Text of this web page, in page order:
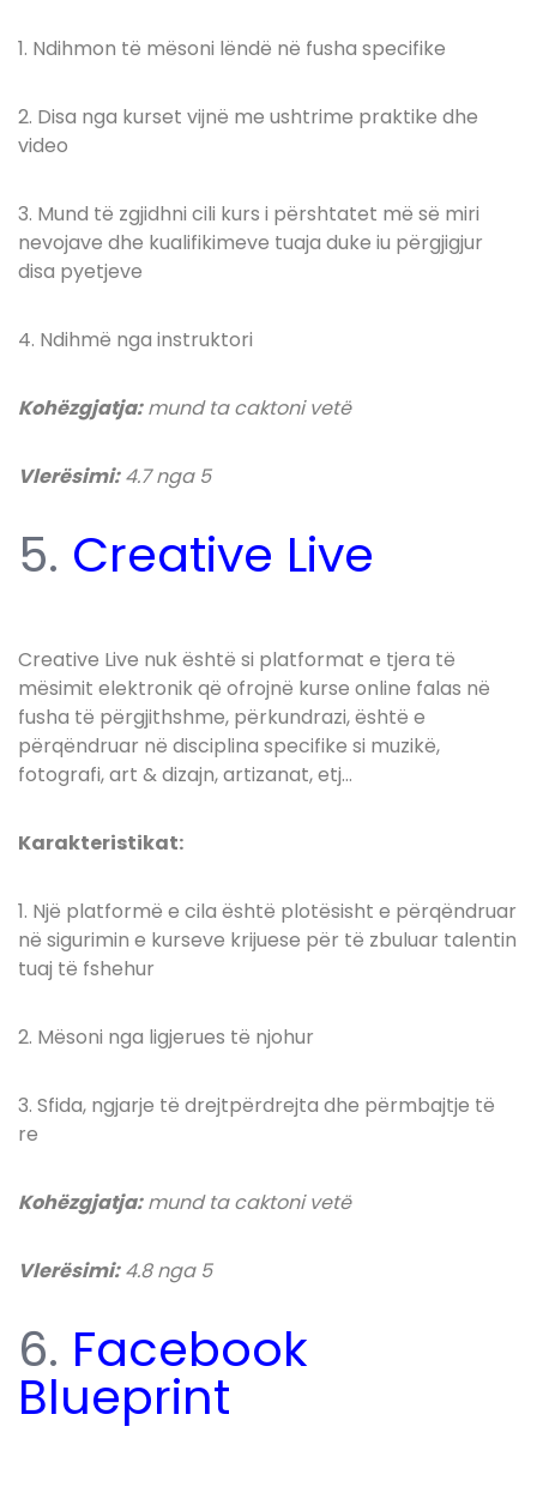
1. Ndihmon të mësoni lëndë në fusha specifike
2. Disa nga kurset vijnë me ushtrime praktike dhe
video
3. Mund të zgjidhni cili kurs i përshtatet më së miri
nevojave dhe kualifikimeve tuaja duke iu përgjigjur
disa pyetjeve
4. Ndihmë nga instruktori
Kohëzgjatja:mund ta caktoni vetë
Vlerësimi:4.7 nga 5
5. Creative Live
Creative Live nuk është si platformat e tjera të
mësimit elektronik që ofrojnë kurse online falas në
fusha të përgjithshme, përkundrazi, është e
përqëndruar në disciplina specifike si muzikë,
fotografi, art & dizajn, artizanat, etj…
Karakteristikat:
1. Një platformë e cila është plotësisht e përqëndruar
në sigurimin e kurseve krijuese për të zbuluar talentin
tuaj të fshehur
2. Mësoni nga ligjerues të njohur
3. Sfida, ngjarje të drejtpërdrejta dhe përmbajtje të
re
Kohëzgjatja:mund ta caktoni vetë
Vlerësimi:4.8 nga 5
6. Facebook
Blueprint